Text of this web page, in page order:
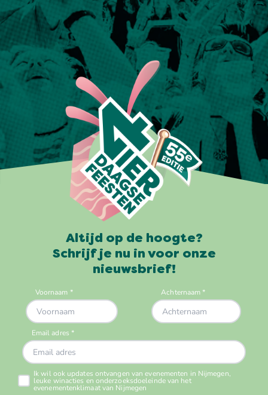
Altijd op de hoogte?
Schrijf je nu in voor onze
nieuwsbrief!